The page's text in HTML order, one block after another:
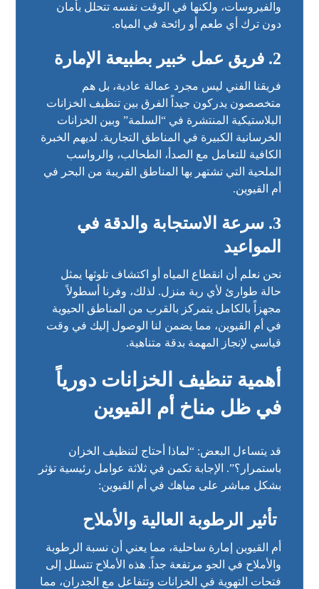
والفيروسات، ولكنها في الوقت نفسه تتحلل بأمان
دون ترك أي طعم أو رائحة في المياه.
2. فريق عمل خبير بطبيعة الإمارة
فريقنا الفني ليس مجرد عمالة عادية، بل هم
متخصصون يدركون جيداً الفرق بين تنظيف الخزانات
البلاستيكية المنتشرة في “السلمة” وبين الخزانات
الخرسانية الكبيرة في المناطق التجارية. لديهم الخبرة
الكافية للتعامل مع الصدأ، الطحالب، والرواسب
الملحية التي تشتهر بها المناطق القريبة من البحر في
أم القيوين.
3. سرعة الاستجابة والدقة في
المواعيد
نحن نعلم أن انقطاع المياه أو اكتشاف تلوثها يمثل
حالة طوارئ لأي ربة منزل. لذلك، وفرنا أسطولاً
مجهزاً بالكامل يتمركز بالقرب من المناطق الحيوية
في أم القيوين، مما يضمن لنا الوصول إليك في وقت
قياسي لإنجاز المهمة بدقة متناهية.
أهمية تنظيف الخزانات دورياً
في ظل مناخ أم القيوين
قد يتساءل البعض: “لماذا أحتاج لتنظيف الخزان
باستمرار؟”. الإجابة تكمن في ثلاثة عوامل رئيسية تؤثر
بشكل مباشر على مياهك في أم القيوين:
تأثير الرطوبة العالية والأملاح
أم القيوين إمارة ساحلية، مما يعني أن نسبة الرطوبة
والأملاح في الجو مرتفعة جداً. هذه الأملاح تتسلل إلى
فتحات التهوية في الخزانات وتتفاعل مع الجدران، مما